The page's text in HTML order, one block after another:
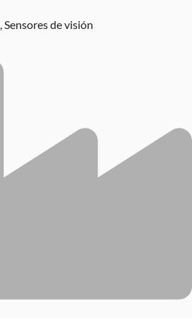
Sensores de visión